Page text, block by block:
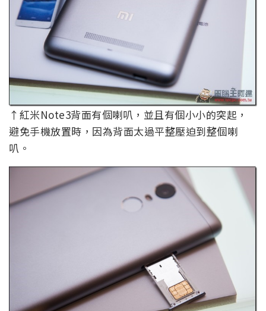
↑紅米Note3背面有個喇叭，並且有個小小的突起，
避免手機放置時，因為背面太過平整壓迫到整個喇
叭。